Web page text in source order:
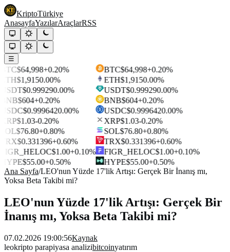
KriptoTürkiye
AnasayfaYazılarAraçlarRSS
☰
$64,998+0.20%
$1,9150.00%
$0.999290.00%
$604+0.20%
$0.9996420.00%
$1.03-0.20%
$76.80+0.80%
$0.331396+0.60%
$1.00+0.10%
$55.00+0.50%
BTC$64,998+0.20%
ETH$1,9150.00%
USDT$0.999290.00%
BNB$604+0.20%
USDC$0.9996420.00%
XRP$1.03-0.20%
SOL$76.80+0.80%
TRX$0.331396+0.60%
FIGR_HELOC$1.00+0.10%
HYPE$55.00+0.50%
Ana Sayfa/LEO'nun Yüzde 17'lik Artışı: Gerçek Bir İnanış mı,
Yoksa Beta Takibi mi?
LEO'nun Yüzde 17'lik Artışı: Gerçek Bir
İnanış mı, Yoksa Beta Takibi mi?
07.02.2026 19:00:56Kaynak
leokripto parapiyasa analizibitcoinyatırım